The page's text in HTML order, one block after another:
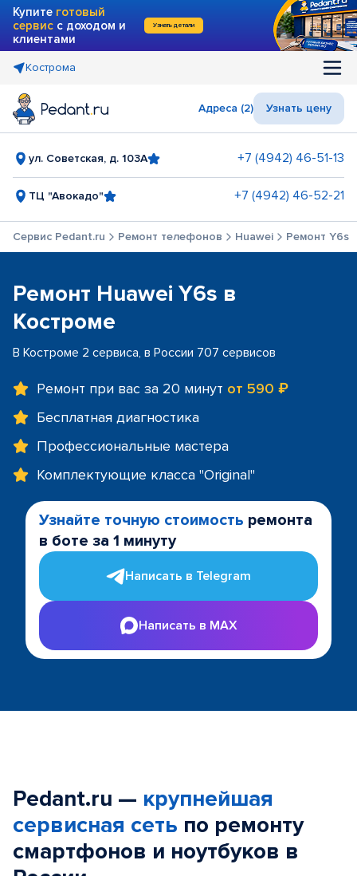
Купите готовый
сервис с доходом и
клиентами
Узнать детали
Кострома
Адреса (2) Узнать цену
ул. Советская, д. 103А +7 (4942) 46-51-13
ТЦ "Авокадо" +7 (4942) 46-52-21
Сервис Pedant.ru Ремонт телефонов Huawei Ремонт Y6s
Ремонт Huawei Y6s в
Костроме
В Костроме 2 сервиса, в России 707 сервисов
Ремонт при вас за 20 минут от 590 ₽
Бесплатная диагностика
Профессиональные мастера
Комплектующие класса "Original"
Узнайте точную стоимость ремонта
в боте за 1 минуту
Написать в Telegram
Написать в MAX
Pedant.ru — крупнейшая
сервисная сеть по ремонту
смартфонов и ноутбуков в